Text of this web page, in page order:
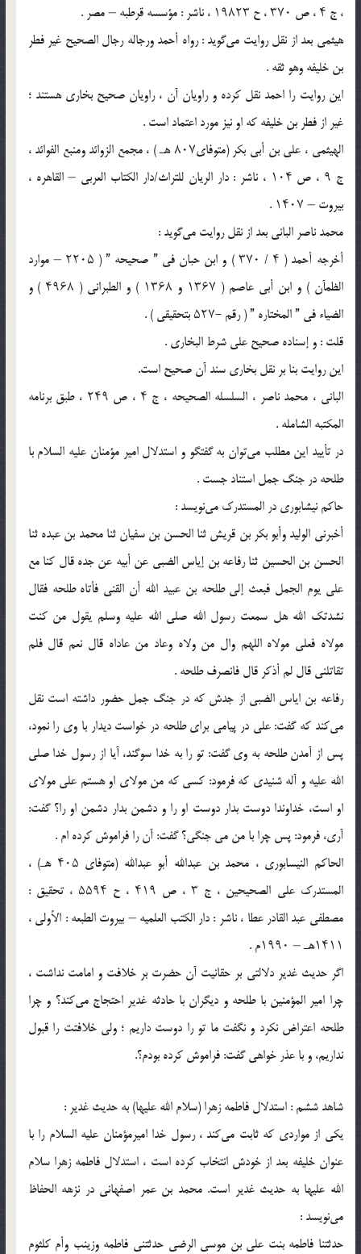
، ج ۴ ، ص ۳۷۰ ، ح ۱۹۸۲۳ ، ناشر : مؤسسه قرطبه – مصر .
هیثمی بعد از نقل روایت می‌گوید : رواه أحمد ورجاله رجال الصحیح غیر فطر
بن خلیفه وهو ثقه .
این روایت را احمد نقل کرده و راویان آن ، راویان صحیح بخاری هستند ؛
غیر از فطر بن خلیفه که او نیز مورد اعتماد است .
الهیثمی ، علی بن أبی بکر (متوفای۸۰۷ هـ ) ، مجمع الزوائد ومنبع الفوائد ،
ج ۹ ، ص ۱۰۴ ، ناشر : دار الریان للتراث/‌دار الکتاب العربی – القاهره ،
بیروت – ۱۴۰۷ .
محمد ناصر البانی بعد از نقل روایت می‌گوید :
أخرجه أحمد ( ۴ / ۳۷۰ ) و ابن حبان فی ” صحیحه ” ( ۲۲۰۵ – موارد
الظمآن ) و ابن أبی عاصم ( ۱۳۶۷ و ۱۳۶۸ ) و الطبرانی ( ۴۹۶۸ ) و
الضیاء فی ” المختاره ” ( رقم -۵۲۷ بتحقیقی ) .
قلت : و إسناده صحیح على شرط البخاری .
این روایت بنا بر نقل بخاری سند آن صحیح است.
البانی ، محمد ناصر ، السلسله الصحیحه ، ج ۴ ، ص ۲۴۹ ، طبق برنامه
المکتبه الشامله .
در تأیید این مطلب می‌توان به گفتگو و استدلال امیر مؤمنان علیه السلام با
طلحه در جنگ جمل استناد جست .
حاکم نیشابوری در المستدرک می‌نویسد :
أخبرنی الولید وأبو بکر بن قریش ثنا الحسن بن سفیان ثنا محمد بن عبده ثنا
الحسن بن الحسین ثنا رفاعه بن إیاس الضبی عن أبیه عن جده قال کنا مع
علی یوم الجمل فبعث إلى طلحه بن عبید الله أن القنی فأتاه طلحه فقال
نشدتک الله هل سمعت رسول الله صلى الله علیه وسلم یقول من کنت
مولاه فعلی مولاه اللهم وال من ولاه وعاد من عاداه قال نعم قال فلم
تقاتلنی قال لم أذکر قال فانصرف طلحه .
رفاعه بن ایاس الضبی از جدش که در جنگ جمل حضور داشته است نقل
می‌کند که گفت: علی در پیامی برای طلحه در خواست دیدار با وی را نمود،
پس از آمدن طلحه به وی گفت: تو را به خدا سوگند، آیا از رسول خدا صلی
الله علیه و آله شنیدی که فرمود: کسی که من مولای او هستم علی مولای
او است، خداوندا دوست بدار دوست او را و دشمن بدار دشمن او را؟ گفت:
آری، فرمود: پس چرا با من می جنگی؟ گفت: آن را فراموش کرده ام .
الحاکم النیسابوری ، محمد بن عبدالله أبو عبدالله (متوفای ۴۰۵ هـ) ،
المستدرک على الصحیحین ، ج ۳ ، ص ۴۱۹ ، ح ۵۵۹۴ ، تحقیق :
مصطفى عبد القادر عطا ، ناشر : دار الکتب العلمیه – بیروت الطبعه : الأولى ،
۱۴۱۱هـ – ۱۹۹۰م .
اگر حدیث غدیر دلالتی بر حقانیت آن حضرت بر خلافت و امامت نداشت ،
چرا امیر المؤمنین با طلحه و دیگران با حادثه غدیر احتجاج می‌کند؟ و چرا
طلحه اعتراض نکرد و نگفت ما تو را دوست داریم ؛‌ ولی خلافتت را قبول
نداریم، و با عذر خواهی گفت: فراموش کرده بودم؟.
شاهد ششم : استدلال فاطمه زهرا (سلام الله علیها) به حدیث غدیر :
یکی از مواردی که ثابت می‌کند ، رسول خدا امیرمؤمنان علیه السلام را با
عنوان خلیفه بعد از خودش انتخاب کرده است ، استدلال فاطمه زهرا سلام
الله علیها به حدیث غدیر است. محمد بن عمر اصفهانی در نزهه الحفاظ
می‌نویسد :
حدثتنا فاطمه بنت علی بن موسى الرضى حدثتنی فاطمه وزینب وأم کلثوم